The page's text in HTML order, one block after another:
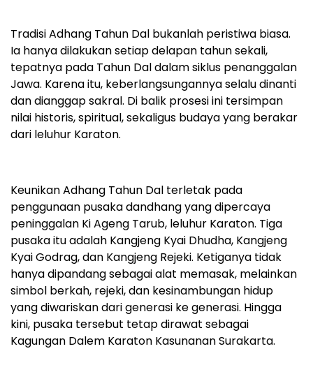
Tradisi Adhang Tahun Dal bukanlah peristiwa biasa.
Ia hanya dilakukan setiap delapan tahun sekali,
tepatnya pada Tahun Dal dalam siklus penanggalan
Jawa. Karena itu, keberlangsungannya selalu dinanti
dan dianggap sakral. Di balik prosesi ini tersimpan
nilai historis, spiritual, sekaligus budaya yang berakar
dari leluhur Karaton.
Keunikan Adhang Tahun Dal terletak pada
penggunaan pusaka dandhang yang dipercaya
peninggalan Ki Ageng Tarub, leluhur Karaton. Tiga
pusaka itu adalah Kangjeng Kyai Dhudha, Kangjeng
Kyai Godrag, dan Kangjeng Rejeki. Ketiganya tidak
hanya dipandang sebagai alat memasak, melainkan
simbol berkah, rejeki, dan kesinambungan hidup
yang diwariskan dari generasi ke generasi. Hingga
kini, pusaka tersebut tetap dirawat sebagai
Kagungan Dalem Karaton Kasunanan Surakarta.